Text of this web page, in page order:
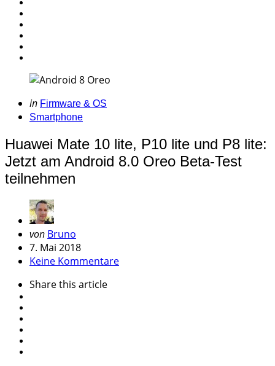
Categories
Posted
in
in Firmware & OS
Smartphone
Huawei Mate 10 lite, P10 lite und P8 lite:
Jetzt am Android 8.0 Oreo Beta-Test
teilnehmen
Geschrieben
von
von Bruno
7. Mai 2018
Keine Kommentare
Sharethis article